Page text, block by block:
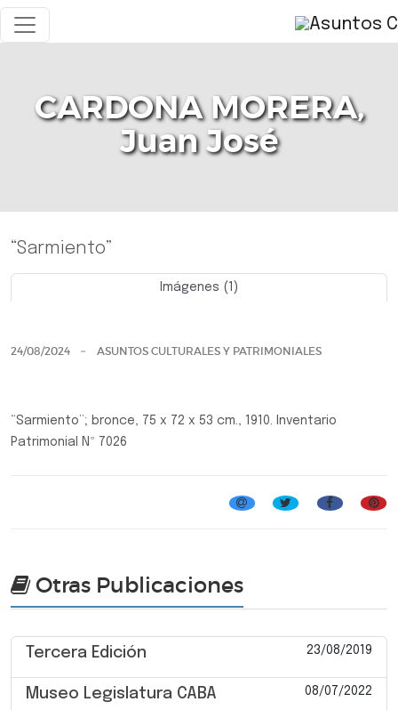
CARDONA MORERA,
Juan José
“Sarmiento”
Imágenes (1)
24/08/2024 ASUNTOS CULTURALES Y PATRIMONIALES
“Sarmiento”; bronce, 75 x 72 x 53 cm., 1910. Inventario
Patrimonial Nº 7026
Otras Publicaciones
Tercera Edición 23/08/2019
Museo Legislatura CABA 08/07/2022